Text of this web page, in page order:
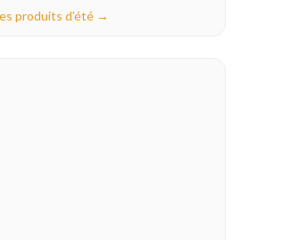
produits d'été →